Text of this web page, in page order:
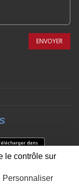
ENVOYER
CONNEXION
le contrôle sur
Personnaliser